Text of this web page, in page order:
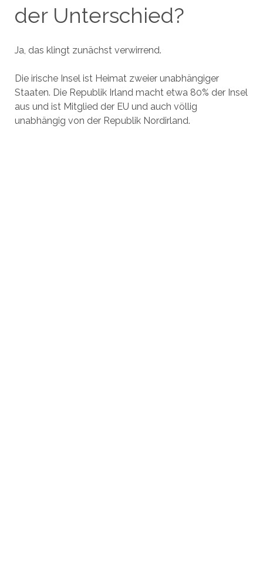
der Unterschied?
Ja, das klingt zunächst verwirrend.
Die irische Insel ist Heimat zweier unabhängiger
Staaten. Die Republik Irland macht etwa 80% der Insel
aus und ist Mitglied der EU und auch völlig
unabhängig von der Republik Nordirland.